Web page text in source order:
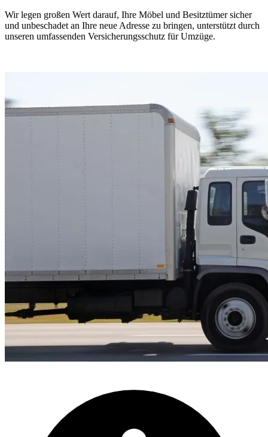
Wir legen großen Wert darauf, Ihre Möbel und Besitztümer sicher
und unbeschadet an Ihre neue Adresse zu bringen, unterstützt durch
unseren umfassenden Versicherungsschutz für Umzüge.